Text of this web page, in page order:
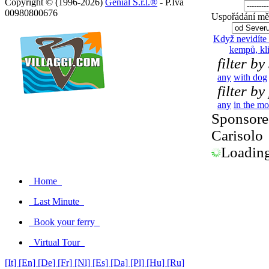
Uspořádání
Když nevidíte
kempů,
filter by
any with dog
filter by
any in the
Carisolo
Copyright © (1996-2026) Genial S.r.l.® - P.Iva
00980800676
Home
Last Minute
Book your ferry
Virtual Tour
[It] [En] [De] [Fr] [Nl] [Es] [Da] [Pl] [Hu] [Ru]